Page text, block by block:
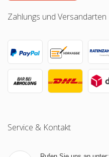
Zahlungs und Versandarten
Service & Kontakt